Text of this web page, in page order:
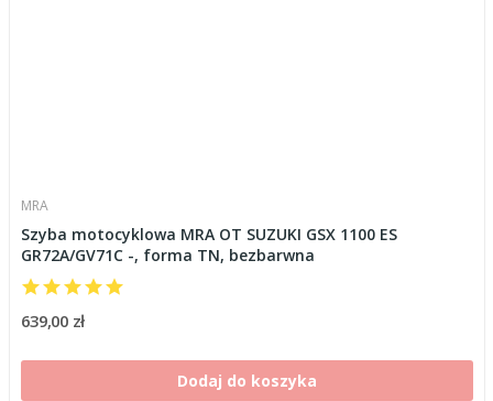
MRA
Szyba motocyklowa MRA OT SUZUKI GSX 1100 ES
GR72A/GV71C -, forma TN, bezbarwna
639,00 zł
Dodaj do koszyka